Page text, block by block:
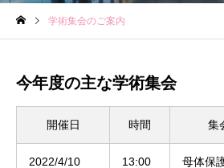
メール相談
学術集会のご案内
今年度の主な学術集会
開催日 時間 集
2022/4/10
13:00
母体保